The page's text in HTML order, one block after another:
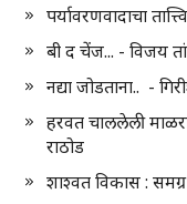
पर्यावरणवादाचा
बी द चेंज... - विजय
नद्या जोडताना.. -
हरवत चाललेली
राठोड
शाश्वत विकास :